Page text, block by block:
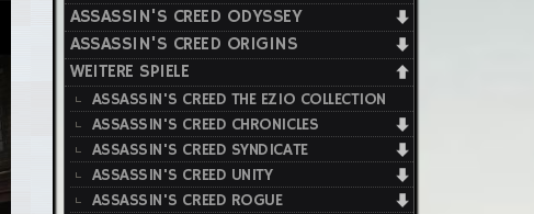
ASSASSIN'S CREED ODYSSEY
ASSASSIN'S CREED ORIGINS
WEITERE SPIELE
ASSASSIN'S CREED THE EZIO COLLECTION
ASSASSIN'S CREED CHRONICLES
ASSASSIN'S CREED SYNDICATE
ASSASSIN'S CREED UNITY
ASSASSIN'S CREED ROGUE